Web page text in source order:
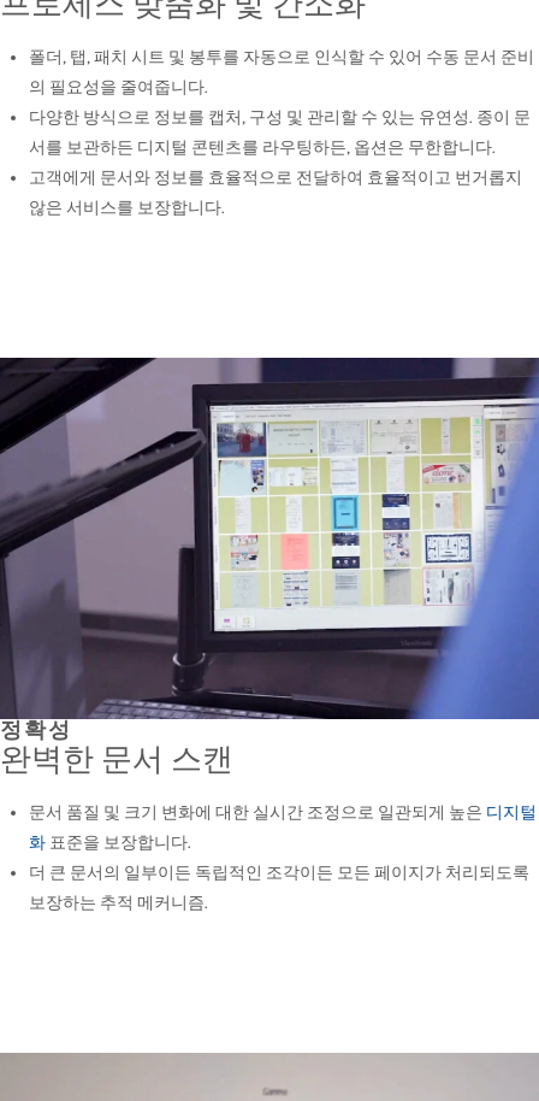
폴더, 탭, 패치 시트 및 봉투를 자동으로 인식할 수 있어 수동 문서 준비
의 필요성을 줄여줍니다.
다양한 방식으로 정보를 캡처, 구성 및 관리할 수 있는 유연성. 종이 문
서를 보관하든 디지털 콘텐츠를 라우팅하든, 옵션은 무한합니다.
고객에게 문서와 정보를 효율적으로 전달하여 효율적이고 번거롭지
않은 서비스를 보장합니다.
정확성
완벽한 문서 스캔
문서 품질 및 크기 변화에 대한 실시간 조정으로 일관되게 높은 디지털
화 표준을 보장합니다.
더 큰 문서의 일부이든 독립적인 조각이든 모든 페이지가 처리되도록
보장하는 추적 메커니즘.